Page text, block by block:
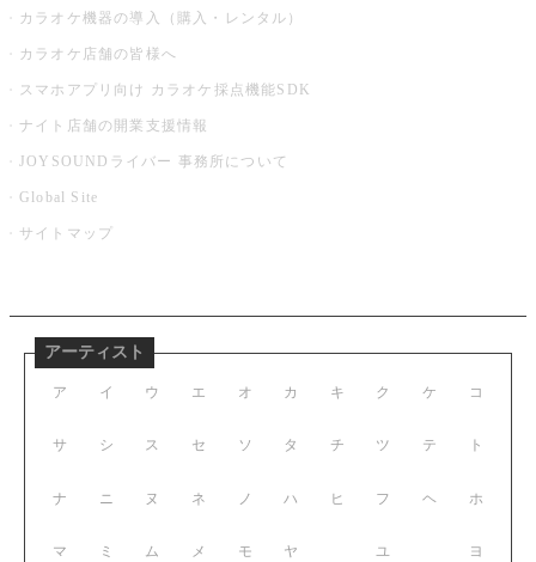
カラオケ機器の導入（購入・レンタル）
カラオケ店舗の皆様へ
スマホアプリ向け カラオケ採点機能SDK
ナイト店舗の開業支援情報
JOYSOUNDライバー 事務所について
Global Site
サイトマップ
アーティスト
ア イ ウ エ オ
サ シ ス セ ソ
ナ ニ ヌ ネ ノ
マ ミ ム メ モ
カ キ ク ケ コ
タ チ ツ テ ト
ハ ヒ フ ヘ ホ
ヤ ユ ヨ